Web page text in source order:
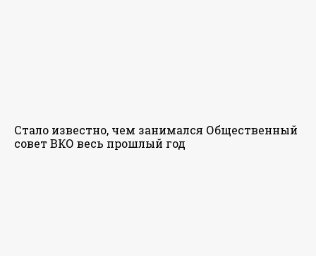
Стало известно, чем занимался Общественный
совет ВКО весь прошлый год